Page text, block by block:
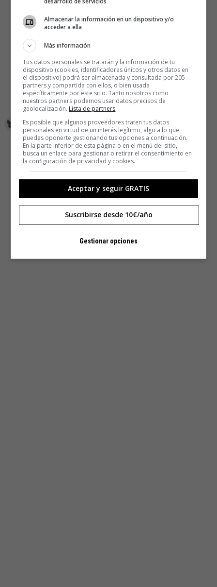
Almacenar la información en un dispositivo y/o
acceder a ella
Más información
Tus datos personales se tratarán y la información de tu
dispositivo (cookies, identificadores únicos y otros datos en
el dispositivo) podrá ser almacenada y consultada por 205
partners y compartida con ellos, o bien usada
específicamente por este sitio. Tanto nosotros como
nuestros partners podemos usar datos precisos de
geolocalización. Lista de partners.
Es posible que algunos proveedores traten tus datos
personales en virtud de un interés legítimo, algo a lo que
puedes oponerte gestionando tus opciones a continuación.
En la parte inferior de esta página o en el menú del sitio,
busca un enlace para gestionar o retirar el consentimiento en
la configuración de privacidad y cookies.
Aceptar y seguir GRATIS
Suscribirse desde 10€/año
Gestionar opciones